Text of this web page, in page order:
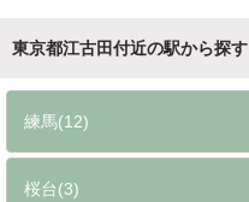
東京都江古田付近の駅から探す
練馬(12)
桜台(3)